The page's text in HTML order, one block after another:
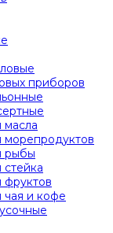
приборов
рыбы
и кофе